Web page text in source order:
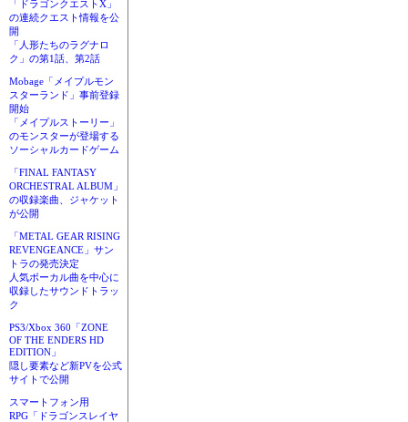
「ドラゴンクエストX」
の連続クエスト情報を公
開
「人形たちのラグナロ
ク」の第1話、第2話
Mobage「メイプルモン
スターランド」事前登録
開始
「メイプルストーリー」
のモンスターが登場する
ソーシャルカードゲーム
「FINAL FANTASY
ORCHESTRAL ALBUM」
の収録楽曲、ジャケット
が公開
「METAL GEAR RISING
REVENGEANCE」サン
トラの発売決定
人気ボーカル曲を中心に
収録したサウンドトラッ
ク
PS3/Xbox 360「ZONE
OF THE ENDERS HD
EDITION」
隠し要素など新PVを公式
サイトで公開
スマートフォン用
RPG「ドラゴンスレイヤ